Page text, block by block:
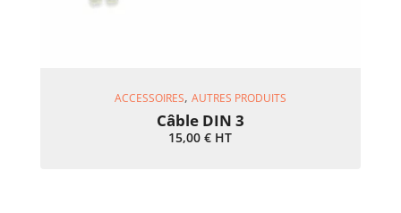
Ajouter Au Panier
ACCESSOIRES, AUTRES PRODUITS
Câble DIN 3
15,00€ HT